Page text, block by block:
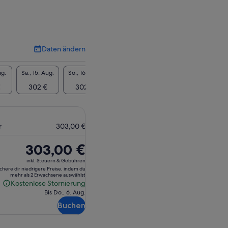
Daten ändern
Daten
Sa., 15. Aug.
302 €
So., 16. Aug.
302 €
303,00 €
Der
Preis
beträgt
303,00 €
303,00 €
inkl. Steuern & Gebühren
dir niedrigere Preise, indem du
mehr als 2 Erwachsene auswählst
Kostenlose Stornierung
Kostenlose
Bis Do., 6. Aug.
Buchen